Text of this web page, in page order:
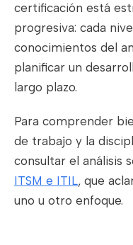
certificación está
progresiva: cada
conocimientos del
planificar un
largo plazo.
Para comprender
de trabajo y la
consultar el análisis
ITSM e ITIL, que
uno u otro enfoque.